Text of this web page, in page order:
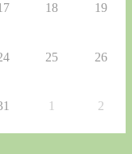
18 19
25 26
1 2